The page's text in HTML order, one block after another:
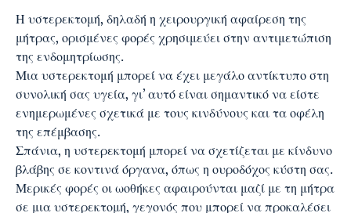
Η υστερεκτομή, δηλαδή η χειρουργική αφαίρεση της
μήτρας, ορισμένες φορές χρησιμεύει στην αντιμετώπιση
της ενδομητρίωσης.
Μια υστερεκτομή μπορεί να έχει μεγάλο αντίκτυπο στη
συνολική σας υγεία, γι’ αυτό είναι σημαντικό να είστε
ενημερωμένες σχετικά με τους κινδύνους και τα οφέλη
της επέμβασης.
Σπάνια, η υστερεκτομή μπορεί να σχετίζεται με κίνδυνο
βλάβης σε κοντινά όργανα, όπως η ουροδόχος κύστη σας.
Μερικές φορές οι ωοθήκες αφαιρούνται μαζί με τη μήτρα
σε μια υστερεκτομή, γεγονός που μπορεί να προκαλέσει